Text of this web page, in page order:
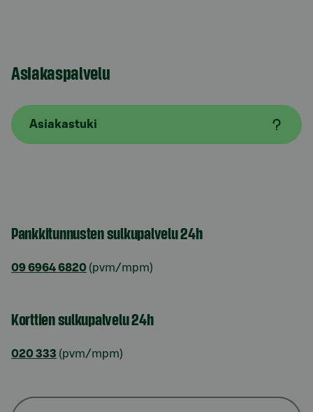
Asiakaspalvelu
Asiakastuki
Pankkitunnusten sulkupalvelu 24h
09 6964 6820 (pvm/mpm)
Korttien sulkupalvelu 24h
020 333 (pvm/mpm)